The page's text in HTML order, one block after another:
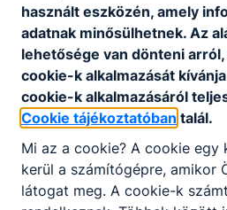
Nem releváns
használt eszközén, amely
adatnak minősülhetnek. Az
lehetősége van dönteni
cookie-k alkalmazását
cookie-k alkalmazásáról
Cookie tájékoztatóban talál.
Mi az a cookie? A cookie egy
kerül a számítógépre, amikor
látogat meg. A cookie-k